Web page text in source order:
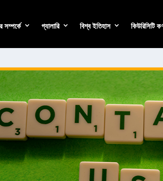
সম্পর্কে গ্যালারি বিশ্ব ইতিহাস কিউরিসিটি